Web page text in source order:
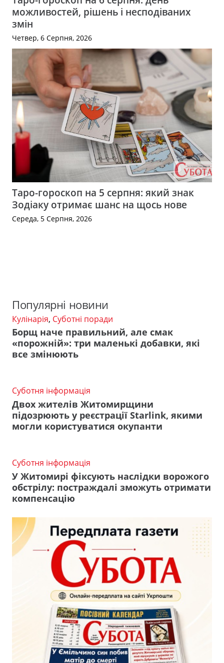
можливостей, рішень і несподіваних
змін
Четвер, 6 Серпня, 2026
Таро-гороскоп на 5 серпня: який знак
Зодіаку отримає шанс на щось нове
Середа, 5 Серпня, 2026
Популярні новини
Кулінарія, Суботні поради
Борщ наче правильний, але смак
«порожній»: три маленькі добавки, які
все змінюють
Суботня інформація
Двох жителів Житомирщини
підозрюють у реєстрації Starlink, якими
могли користуватися окупанти
Суботня інформація
У Житомирі фіксують наслідки ворожого
обстрілу: постраждалі зможуть отримати
компенсацію